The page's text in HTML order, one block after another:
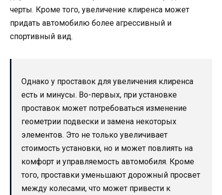
черты. Кроме того, увеличение клиренса может
придать автомобилю более агрессивный и
спортивный вид.
Однако у проставок для увеличения клиренса
есть и минусы. Во-первых, при установке
проставок может потребоваться изменение
геометрии подвески и замена некоторых
элементов. Это не только увеличивает
стоимость установки, но и может повлиять на
комфорт и управляемость автомобиля. Кроме
того, проставки уменьшают дорожный просвет
между колесами, что может привести к